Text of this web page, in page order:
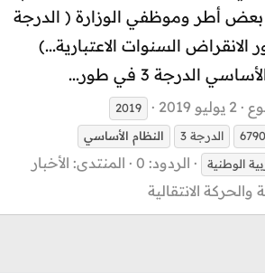
أطر وموظفي الوزارة ( الدرجة
الانقراض السنوات الاعتبارية...)
الدرجة 3 في طور...
2 يوليو 2019
2019
الدرجة 3 النظام الأساسي
الوطنية
الردود: 0 المنتدى: الأخبار
والحركة الانتقالية